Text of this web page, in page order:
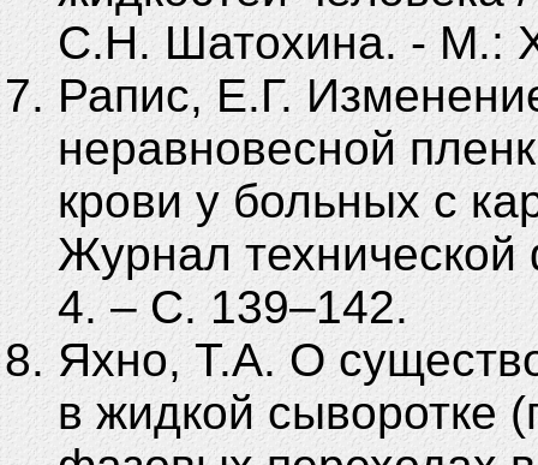
С.Н. Шатохина. - М.:
Рапис, Е.Г.
неравновесной
крови у больных с
Журнал
4. – С. 139–142.
Яхно, Т.А. О
в жидкой сыворотке